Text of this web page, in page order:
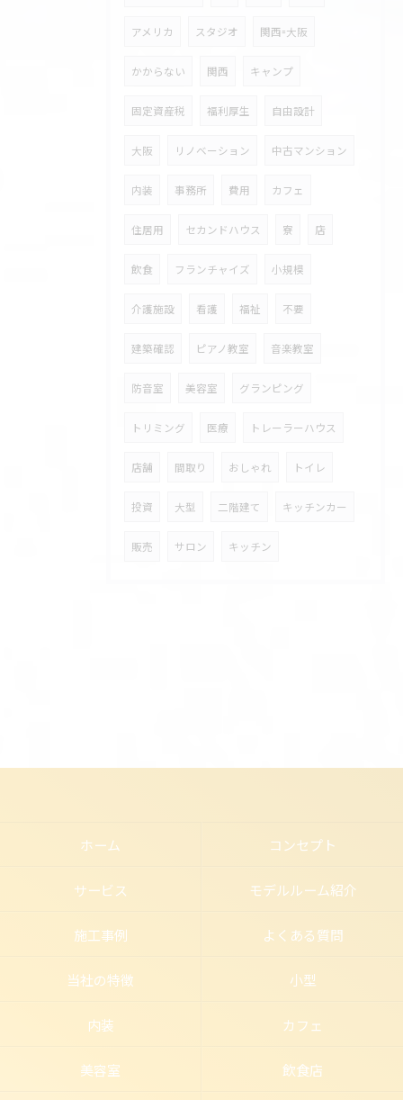
アメリカ スタジオ 関西=大阪
かからない 関西 キャンプ
固定資産税 福利厚生 自由設計
大阪 リノベーション 中古マンション
内装 事務所 費用 カフェ
住居用 セカンドハウス 寮 店
飲食 フランチャイズ 小規模
介護施設 看護 福祉 不要
建築確認 ピアノ教室 音楽教室
防音室 美容室 グランピング
トリミング 医療 トレーラーハウス
店舗 間取り おしゃれ トイレ
投資 大型 二階建て キッチンカー
販売 サロン キッチン
ホーム コンセプト
サービス モデルルーム紹介
施工事例 よくある質問
当社の特徴 小型
内装 カフェ
美容室 飲食店